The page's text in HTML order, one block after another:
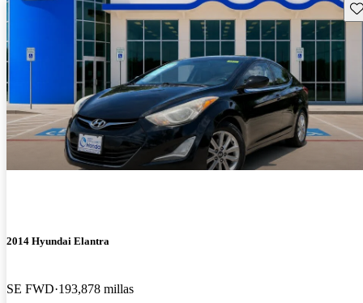
2014 Hyundai Elantra
SE FWD 193,878 millas